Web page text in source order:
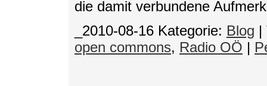
die damit verbundene
_2010-08-16 Kategorie: Blog |
open commons, Radio OÖ |